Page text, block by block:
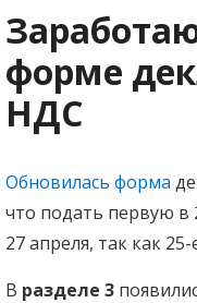
форме
НДС
Обновилась форма
что подать первую в
27 апреля, так как
В разделе 3